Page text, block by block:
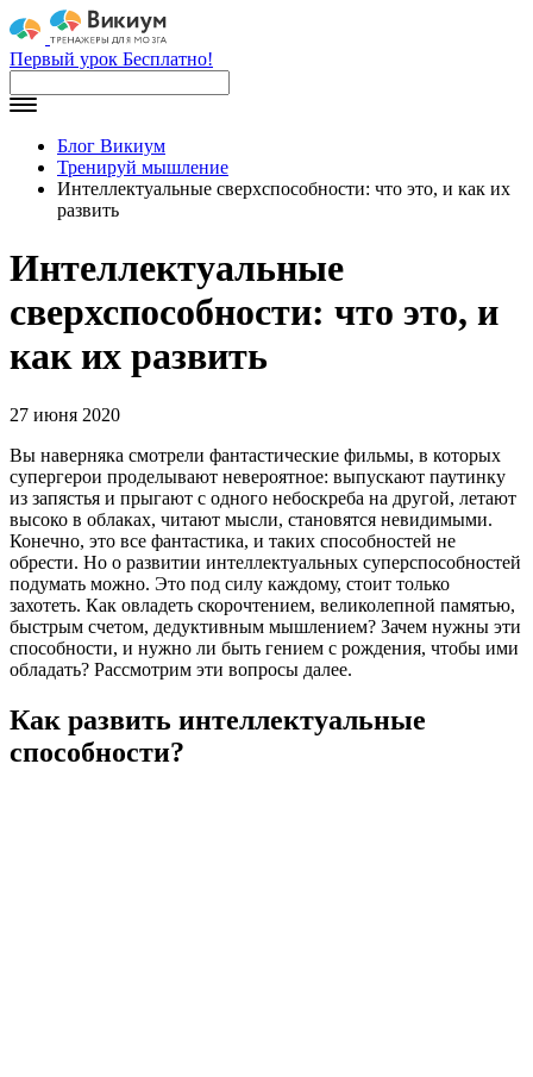
Первый урок Бесплатно!
Блог Викиум
Тренируй мышление
Интеллектуальные сверхспособности: что это, и как их
развить
Интеллектуальные
сверхспособности: что это, и
как их развить
27 июня 2020
Вы наверняка смотрели фантастические фильмы, в которых
супергерои проделывают невероятное: выпускают паутинку
из запястья и прыгают с одного небоскреба на другой, летают
высоко в облаках, читают мысли, становятся невидимыми.
Конечно, это все фантастика, и таких способностей не
обрести. Но о развитии интеллектуальных суперспособностей
подумать можно. Это под силу каждому, стоит только
захотеть. Как овладеть скорочтением, великолепной памятью,
быстрым счетом, дедуктивным мышлением? Зачем нужны эти
способности, и нужно ли быть гением с рождения, чтобы ими
обладать? Рассмотрим эти вопросы далее.
Как развить интеллектуальные
способности?